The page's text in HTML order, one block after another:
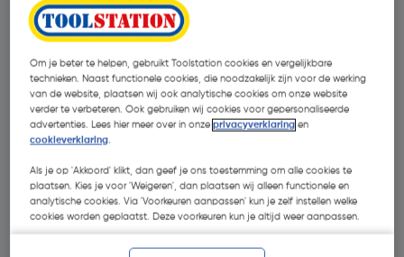
€ 40,84
€ 36,75| Excl. btw € 30,37
Om je beter te helpen, gebruikt Toolstation cookies en vergelijkbare
technieken. Naast functionele cookies, die noodzakelijk zijn voor de werking
van de website, plaatsen wij ook analytische cookies om onze website
verder te verbeteren. Ook gebruiken wij cookies voor gepersonaliseerde
advertenties. Lees hier meer over in onzeprivacyverklaring en
cookieverklaring.
Als je op 'Akkoord' klikt, dan geef je ons toestemming om alle cookies te
plaatsen. Kies je voor 'Weigeren', dan plaatsen wij alleen functionele en
analytische cookies. Via 'Voorkeuren aanpassen' kun je zelf instellen welke
cookies worden geplaatst. Deze voorkeuren kun je altijd weer aanpassen.